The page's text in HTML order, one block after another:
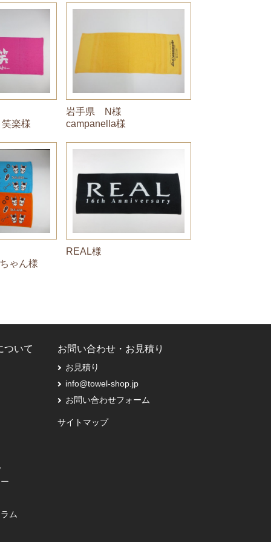
楽様
岩手県 N様
campanella様
ゃん様
REAL様
ついて
ム
お問い合わせ・お見積り
お見積り
info@towel-shop.jp
お問い合わせフォーム
サイトマップ